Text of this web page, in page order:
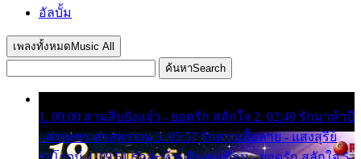
อัลบั้ม
เพลงทั้งหมด Music All
ค้นหาSearch
1. 00:00 สามสิบยังแจ๋ว - ยอดรัก สลักใจ 2. 02:49 รักมาห้าปี
- ศรเพชร ศรสุพรรณ 3. 05:57 รักสาวเสื้อลาย - แสงสุรีย์